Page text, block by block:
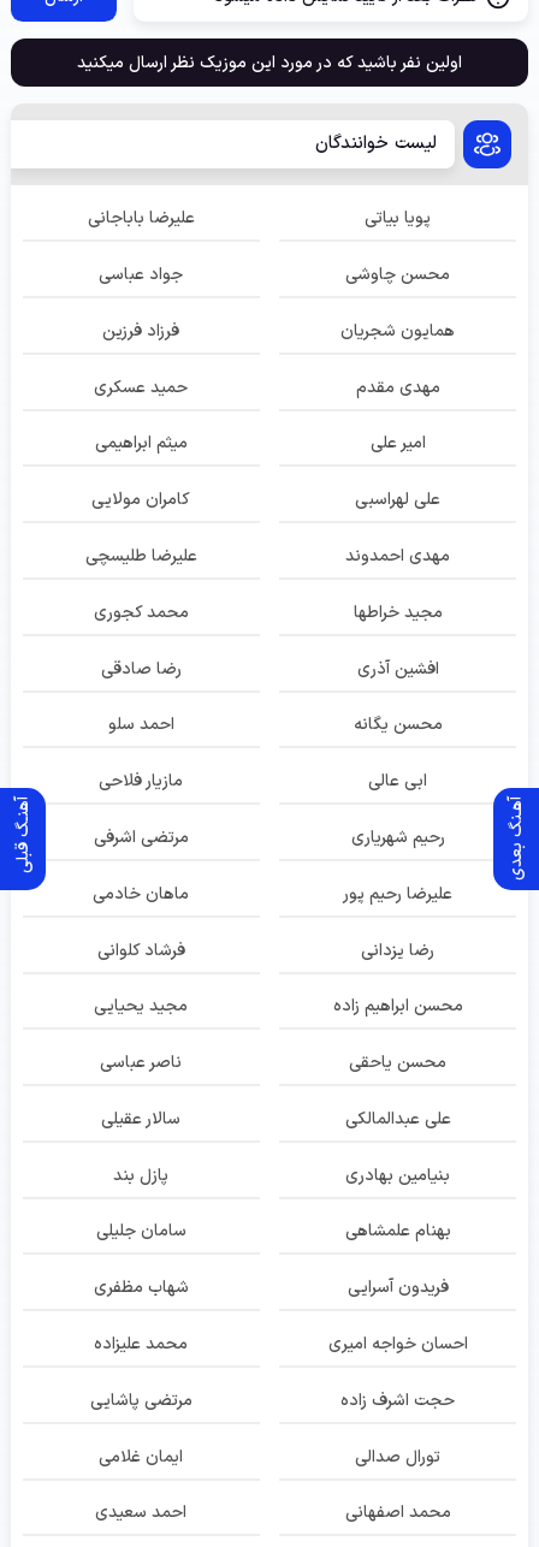
آهنـگ قبلی آهـنگ بعدی
اولین نفر باشید که در مورد این موزیک نظر ارسال میکنید
لیست خوانندگان
پویا بیاتی علیرضا باباجانی
محسن چاوشی جواد عباسی
همایون شجریان فرزاد فرزین
مهدی مقدم حمید عسکری
امیر علی میثم ابراهیمی
علی لهراسبی کامران مولایی
مهدی احمدوند علیرضا طلیسچی
مجید خراطها محمد کجوری
افشین آذری رضا صادقی
محسن یگانه احمد سلو
ابی عالی مازیار فلاحی
رحیم شهریاری مرتضی اشرفی
علیرضا رحیم پور ماهان خادمی
رضا یزدانی فرشاد کلوانی
محسن ابراهیم زاده مجید یحیایی
محسن یاحقی ناصر عباسی
علی عبدالمالکی سالار عقیلی
بنیامین بهادری پازل بند
بهنام علمشاهی سامان جلیلی
فریدون آسرایی شهاب مظفری
احسان خواجه امیری محمد علیزاده
حجت اشرف زاده مرتضی پاشایی
تورال صدالی ایمان غلامی
محمد اصفهانی احمد سعیدی